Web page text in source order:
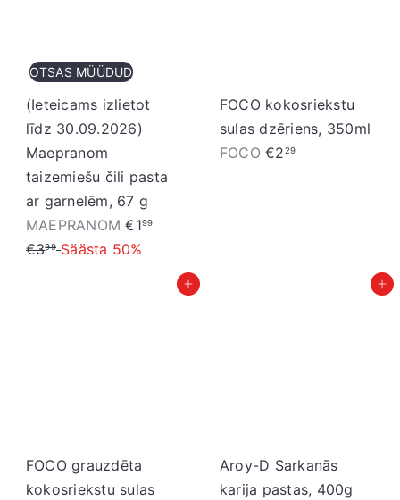
OTSAS MÜÜDUD
(Ieteicams izlietot
līdz 30.09.2026)
Maepranom
taizemiešu čili pasta
ar garnelēm, 67 g
MAEPRANOMI
z
a
s
€199P
€399 Säästa 50%
FOCO kokosriekstu
sulas dzēriens, 350ml
FOCO€229
Pievienot grozam
FOCO grauzdēta
kokosriekstu sulas
Pievienot grozam
Aroy-D Sarkanās
karija pastas, 400g